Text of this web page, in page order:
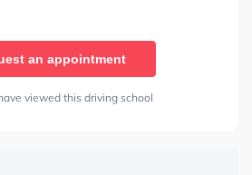
an appointment
viewed this driving school